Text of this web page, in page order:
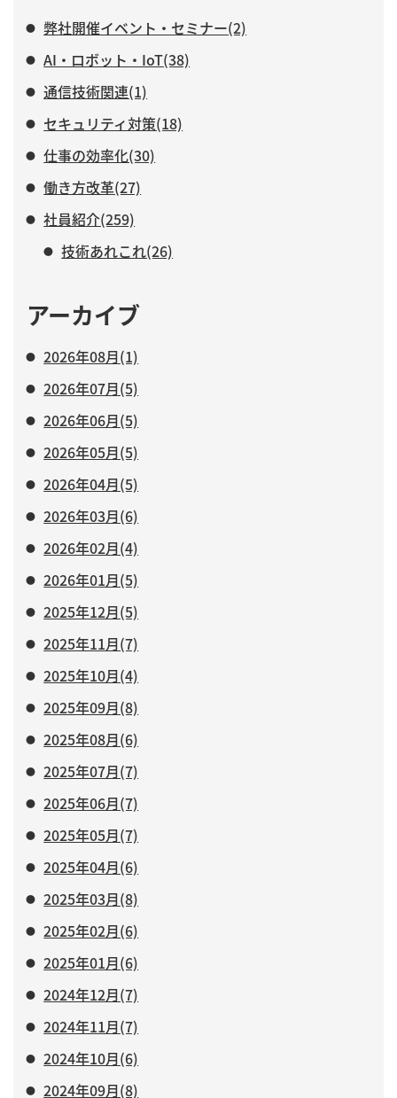
弊社開催イベント・セミナー(2)
AI・ロボット・IoT(38)
通信技術関連(1)
セキュリティ対策(18)
仕事の効率化(30)
働き方改革(27)
社員紹介(259)
技術あれこれ(26)
アーカイブ
2026年08月(1)
2026年07月(5)
2026年06月(5)
2026年05月(5)
2026年04月(5)
2026年03月(6)
2026年02月(4)
2026年01月(5)
2025年12月(5)
2025年11月(7)
2025年10月(4)
2025年09月(8)
2025年08月(6)
2025年07月(7)
2025年06月(7)
2025年05月(7)
2025年04月(6)
2025年03月(8)
2025年02月(6)
2025年01月(6)
2024年12月(7)
2024年11月(7)
2024年10月(6)
2024年09月(8)